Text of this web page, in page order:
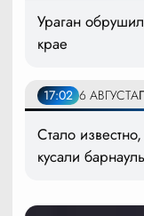
Ураган
крае
17:02 6 АВГУСТА
Стало
кусали